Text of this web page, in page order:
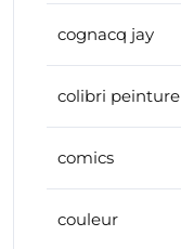
cognacq jay
colibri peinture
comics
couleur